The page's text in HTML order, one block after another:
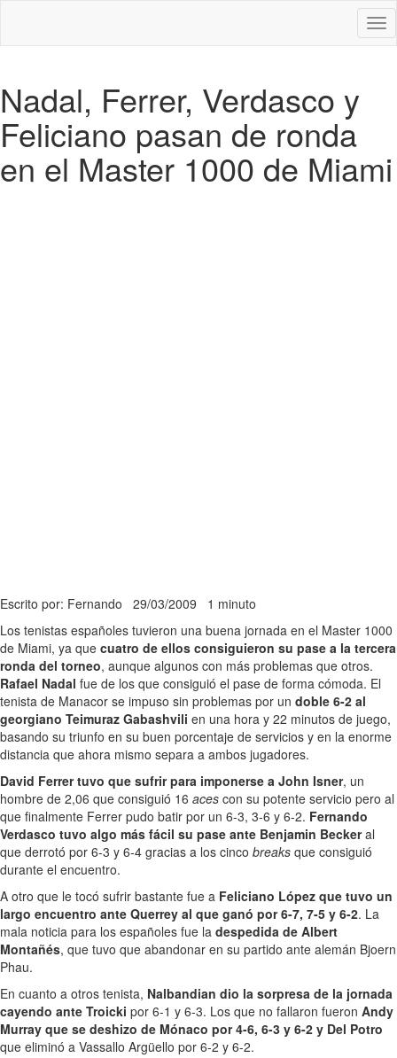
Nadal, Ferrer, Verdasco y
Feliciano pasan de ronda
en el Master 1000 de Miami
Escrito por: Fernando 29/03/2009 1 minuto
Los tenistas españoles tuvieron una buena jornada en el Master 1000
de Miami, ya que cuatro de ellos consiguieron su pase a la tercera
ronda del torneo, aunque algunos con más problemas que otros.
Rafael Nadal fue de los que consiguió el pase de forma cómoda. El
tenista de Manacor se impuso sin problemas por un doble 6-2 al
georgiano Teimuraz Gabashvili en una hora y 22 minutos de juego,
basando su triunfo en su buen porcentaje de servicios y en la enorme
distancia que ahora mismo separa a ambos jugadores.
David Ferrer tuvo que sufrir para imponerse a John Isner, un
hombre de 2,06 que consiguió 16 aces con su potente servicio pero al
que finalmente Ferrer pudo batir por un 6-3, 3-6 y 6-2. Fernando
Verdasco tuvo algo más fácil su pase ante Benjamin Beckeral
que derrotó por 6-3 y 6-4 gracias a los cinco breaks que consiguió
durante el encuentro.
A otro que le tocó sufrir bastante fue a Feliciano López que tuvo un
largo encuentro ante Querrey al que ganó por 6-7, 7-5 y 6-2. La
mala noticia para los españoles fue la despedida de Albert
Montañés, que tuvo que abandonar en su partido ante alemán Bjoern
Phau.
En cuanto a otros tenista, Nalbandian dio la sorpresa de la jornada
cayendo ante Troicki por 6-1 y 6-3. Los que no fallaron fueron Andy
Murray que se deshizo de Mónaco por 4-6, 6-3 y 6-2 y Del Potro
que eliminó a Vassallo Argüello por 6-2 y 6-2.